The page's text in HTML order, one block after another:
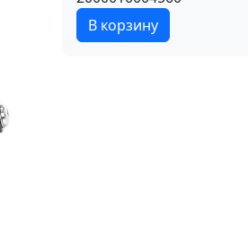
В корзину